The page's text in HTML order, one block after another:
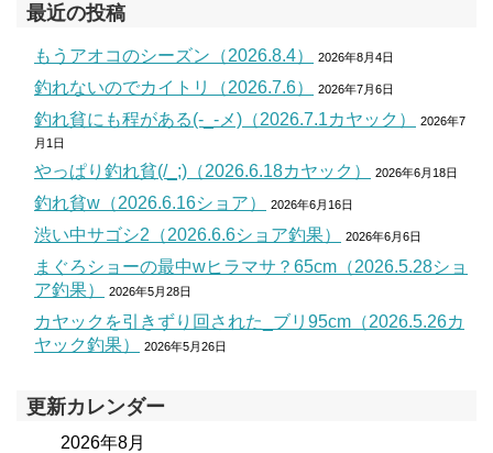
最近の投稿
もうアオコのシーズン（2026.8.4） 2026年8月4日
釣れないのでカイトリ（2026.7.6） 2026年7月6日
釣れ貧にも程がある(-_-メ)（2026.7.1カヤック）
2026年7
月1日
やっぱり釣れ貧(/_;)（2026.6.18カヤック） 2026年6月18日
釣れ貧w（2026.6.16ショア） 2026年6月16日
渋い中サゴシ2（2026.6.6ショア釣果） 2026年6月6日
まぐろショーの最中wヒラマサ？65cm（2026.5.28ショ
ア釣果）
2026年5月28日
カヤックを引きずり回された_ブリ95cm（2026.5.26カ
ヤック釣果）
2026年5月26日
更新カレンダー
2026年8月